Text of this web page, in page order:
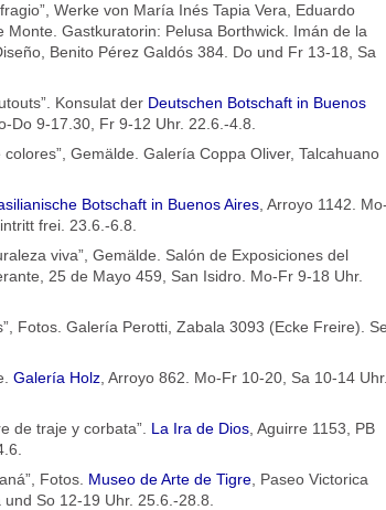
Werke von María Inés Tapia Vera, Eduardo
Monte. Gastkuratorin: Pelusa Borthwick. Imán de la
Benito Pérez Galdós 384. Do und Fr 13-18, Sa
Konsulat der Deutschen Botschaft in Buenos
Do 9-17.30, Fr 9-12 Uhr. 22.6.-4.8.
Gemälde. Galería Coppa Oliver, Talcahuano
Botschaft in Buenos Aires, Arroyo 1142. Mo-
frei. 23.6.-6.8.
viva”, Gemälde. Salón de Exposiciones del
25 de Mayo 459, San Isidro. Mo-Fr 9-18 Uhr.
Fotos. Galería Perotti, Zabala 3093 (Ecke Freire).
Galería Holz, Arroyo 862. Mo-Fr 10-20, Sa 10-14 Uhr.
de traje y corbata”. La Ira de Dios, Aguirre 1153, PB
Fotos. Museo de Arte de Tigre, Paseo Victorica
So 12-19 Uhr. 25.6.-28.8.